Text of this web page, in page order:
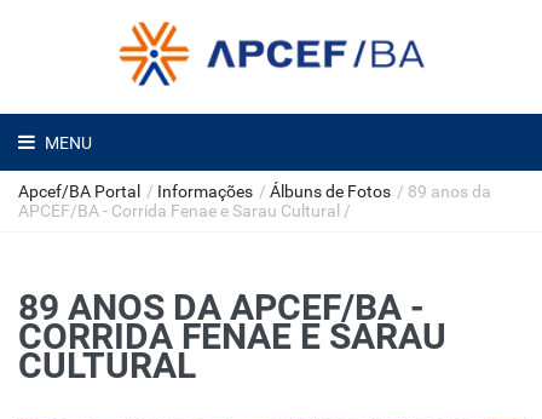
MENU
Apcef/BA Portal / Informações / Álbuns de Fotos / 89 anos da
APCEF/BA - Corrida Fenae e Sarau Cultural /
89 ANOS DA APCEF/BA -
CORRIDA FENAE E SARAU
CULTURAL